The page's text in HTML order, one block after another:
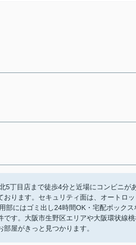
5丁目店まで徒歩4分と近場にコンビニが
ります。セキュリティ面は、オートロッ
部にはゴミ出し24時間OK・宅配ボックス
す。大阪市生野区エリアや大阪環状線桃
屋がきっと見つかります。